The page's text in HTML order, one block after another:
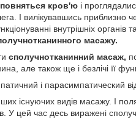
кров'ю і
І вилікувавшись приблизно
внутрішніх органів
масажу.
сполучнотканинний масаж,
але також ще і безлічі її
і парасимпатический
існуючих видів масажу. І
У цей час десь виражені